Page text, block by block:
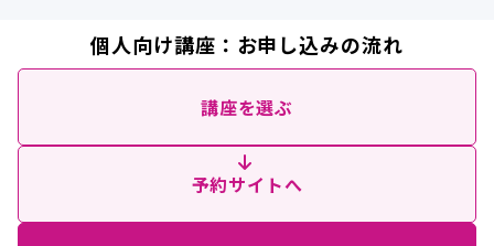
個人向け講座：お申し込みの流れ
講座を選ぶ
予約サイトへ